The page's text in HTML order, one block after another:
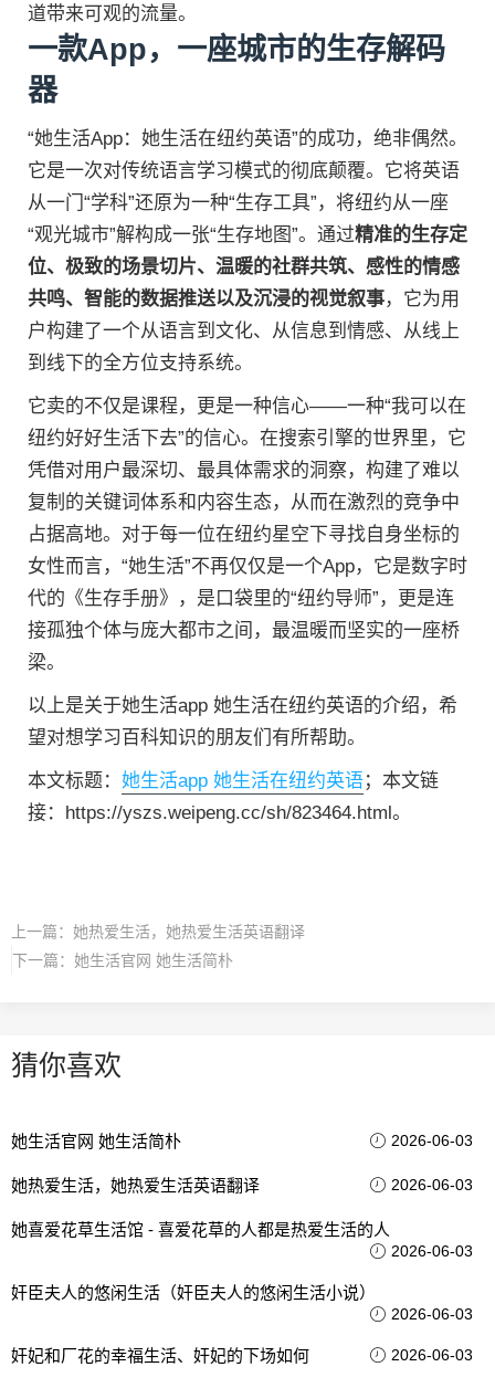
道带来可观的流量。
一款App，一座城市的生存解码
器
“她生活App：她生活在纽约英语”的成功，绝非偶然。
它是一次对传统语言学习模式的彻底颠覆。它将英语
从一门“学科”还原为一种“生存工具”，将纽约从一座
“观光城市”解构成一张“生存地图”。通过精准的生存定
位、极致的场景切片、温暖的社群共筑、感性的情感
共鸣、智能的数据推送以及沉浸的视觉叙事，它为用
户构建了一个从语言到文化、从信息到情感、从线上
到线下的全方位支持系统。
它卖的不仅是课程，更是一种信心——一种“我可以在
纽约好好生活下去”的信心。在搜索引擎的世界里，它
凭借对用户最深切、最具体需求的洞察，构建了难以
复制的关键词体系和内容生态，从而在激烈的竞争中
占据高地。对于每一位在纽约星空下寻找自身坐标的
女性而言，“她生活”不再仅仅是一个App，它是数字时
代的《生存手册》，是口袋里的“纽约导师”，更是连
接孤独个体与庞大都市之间，最温暖而坚实的一座桥
梁。
以上是关于她生活app 她生活在纽约英语的介绍，希
望对想学习百科知识的朋友们有所帮助。
本文标题： 她生活app 她生活在纽约英语；本文链
接：https://yszs.weipeng.cc/sh/823464.html。
上一篇： 她热爱生活，她热爱生活英语翻译
下一篇： 她生活官网 她生活简朴
猜你喜欢
她生活官网 她生活简朴 2026-06-03
她热爱生活，她热爱生活英语翻译 2026-06-03
她喜爱花草生活馆 - 喜爱花草的人都是热爱生活的人
2026-06-03
奸臣夫人的悠闲生活（奸臣夫人的悠闲生活小说）
2026-06-03
奸妃和厂花的幸福生活、奸妃的下场如何 2026-06-03